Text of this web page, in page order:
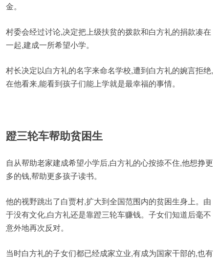
金。
村委会经过讨论,决定把上级扶贫的拨款和白方礼的捐款凑在
一起,建成一所希望小学。
村长决定以白方礼的名字来命名学校,遭到白方礼的婉言拒绝,
在他看来,能看到孩子们能上学就是最幸福的事情。
蹬三轮车帮助贫困生
自从帮助老家建成希望小学后,白方礼的心按捺不住,他想挣更
多的钱,帮助更多孩子读书。
他的视野跳出了白贾村,扩大到全国范围内的贫困生身上。由
于没有文化,白方礼还是靠蹬三轮车赚钱。子女们知道后毫不
意外地再次反对。
当时白方礼的子女们都已经成家立业,有成为国家干部的,也有